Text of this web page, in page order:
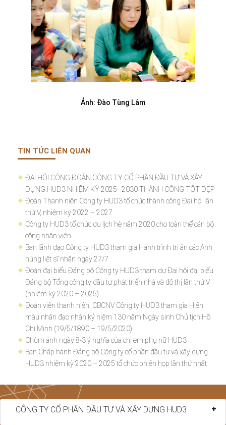
Ảnh: Đào Tùng Lâm
TIN TỨC LIÊN QUAN
ĐẠI HỘI CÔNG ĐOÀN CÔNG TY CỔ PHẦN ĐẦU TƯ VÀ XÂY
DỰNG HUD3 NHIỆM KỲ 2025–2030 THÀNH CÔNG TỐT ĐẸP
Đoàn Thanh niên Công ty HUD3 tổ chức thành công Đại hội lần
thứ V, nhiệm kỳ 2022 – 2027
Công ty HUD3 tổ chức du lịch hè năm 2020 cho toàn thể cán bộ
công nhân viên
Ban lãnh đạo Công ty HUD3 tham gia Hành trình tri ân các Anh
hùng liệt sĩ nhân ngày 27/7
Đoàn đại biểu Đảng bộ Công ty HUD3 tham dự Đại hội đại biểu
Đảng bộ Tổng công ty đầu tư phát triển nhà và đô thị lần thứ V
(nhiệm kỳ 2020 – 2025)
Đoàn viên thanh niên, CBCNV Công ty HUD3 tham gia Hiến
máu nhân đạo nhân kỷ niệm 130 năm Ngày sinh Chủ tịch Hồ
Chí Minh (19/5/1890 – 19/5/2020)
Chùm ảnh ngày 8-3 ý nghĩa của chị em phụ nữ HUD3
Ban Chấp hành Đảng bộ Công ty cổ phần đầu tư và xây dựng
HUD3 nhiệm kỳ 2020 – 2025 tổ chức phiên họp lần thứ nhất
CÔNG TY CỔ PHẦN ĐẦU TƯ VÀ XÂY DỰNG HUD3